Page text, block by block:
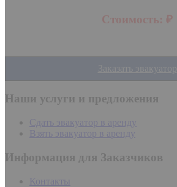
Стоимость: ₽
Заказать эвакуатор
Наши услуги и предложения
Сдать эвакуатор в аренду
Взять эвакуатор в аренду
Информация для Заказчиков
Контакты